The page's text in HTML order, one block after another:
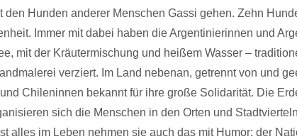
den Hunden anderer Menschen Gassi gehen. Zehn
Immer mit dabei haben die Argentinierinnen und
mit der Kräutermischung und heißem Wasser –
verziert. Im Land nebenan, getrennt von und
Chileninnen bekannt für ihre große Solidarität. Die
sich die Menschen in den Orten und
alles im Leben nehmen sie auch das mit Humor: der